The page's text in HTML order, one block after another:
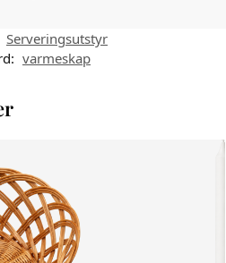
Serveringsutstyr
varmeskap